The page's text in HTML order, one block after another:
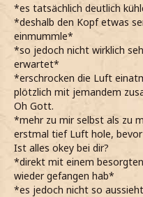
*es tatsächlich deutlich
*deshalb den Kopf etwas
einmummle*
*so jedoch nicht wirklich
erwartet*
*erschrocken die Luft
plötzlich mit jemandem
Oh Gott.
*mehr zu mir selbst als zu
erstmal tief Luft hole,
Ist alles okey bei dir?
*direkt mit einem
wieder gefangen hab*
*es jedoch nicht so